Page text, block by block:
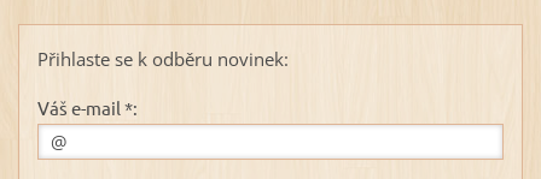
Přihlaste se k odběru novinek:
Váš e-mail *: